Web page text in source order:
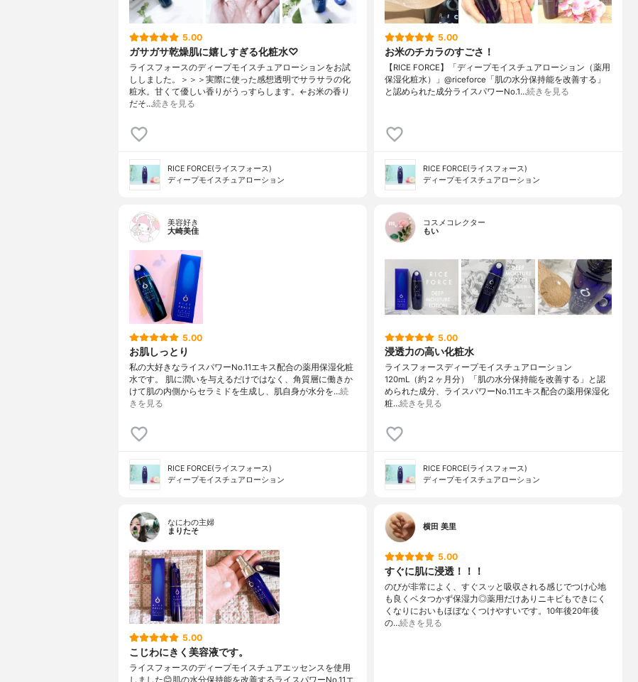
5.00
ガサガサ乾燥肌に嬉しすぎる化粧水♡
ライスフォースのディープモイスチュアローションをお試
ししました。＞＞＞実際に使った感想透明でサラサラの化
粧水。甘くて優しい香りがうっすらします。←お米の香り
だそ…続きを見る
RICE FORCE(ライスフォース)
ディープモイスチュアローション
5.00
お米のチカラのすごさ！
【RICE FORCE】「ディープモイスチュアローション（薬用
保湿化粧水）」@riceforce「肌の水分保持能を改善する」
と認められた成分ライスパワーNo.1…続きを見る
RICE FORCE(ライスフォース)
ディープモイスチュアローション
美容好き
大崎美佳
5.00
お肌しっとり
私の大好きなライスパワーNo.11エキス配合の薬用保湿化粧
水です。 肌に潤いを与えるだけではなく、角質層に働きか
けて肌の内側からセラミドを生成し、肌自身が水分を…続
きを見る
RICE FORCE(ライスフォース)
ディープモイスチュアローション
コスメコレクター
もい
5.00
浸透力の高い化粧水
ライスフォースディープモイスチュアローション
120mL（約２ヶ月分）「肌の水分保持能を改善する」と認
められた成分、ライスパワーNo.11エキス配合の薬用保湿化
粧…続きを見る
RICE FORCE(ライスフォース)
ディープモイスチュアローション
なにわの主婦
まりたそ
5.00
こじわにきく美容液です。
ライスフォースのディープモイスチュアエッセンスを使用
しました😊肌の水分保持能を改善するライスパワーNo.11エ
横田 美里
5.00
すぐに肌に浸透！！！
のびが非常によく、すぐスッと吸収される感じでつけ心地
も良くベタつかず保湿力◎薬用だけありニキビもできにく
くなりにおいもほぼなくつけやすいです。10年後20年後
の…続きを見る